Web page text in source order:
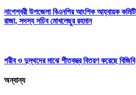
নাগেশ্বরী উপজেলা বিএনপির আংশিক আহ্বায়ক
রাজা, সদস্য সচিব মোখলেছুর রহমান
গরীব ও দুস্থদের মাঝে শীতবস্ত্র বিতরণ করেছে বিজিবি
অন্যান্য